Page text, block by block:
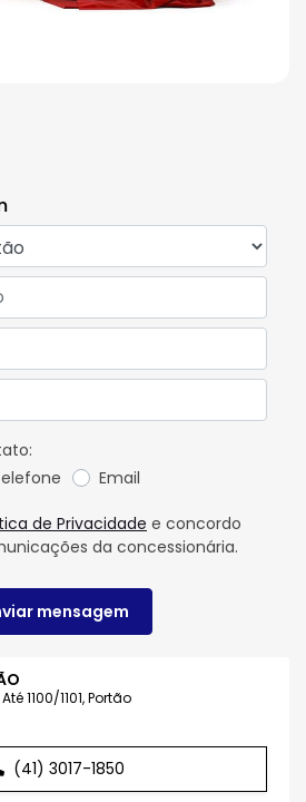
1100/1101, Portão
(41) 3017-1850
Email
de Privacidade e concordo
da concessionária.
mensagem